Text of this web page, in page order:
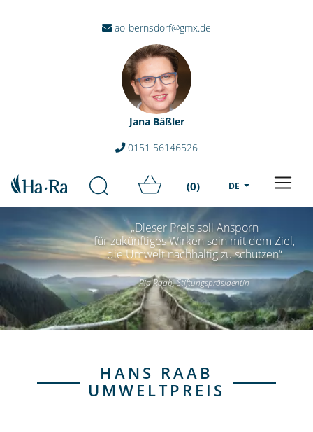
ao-bernsdorf@gmx.de
Jana Bäßler
0151 56146526
(0) DE
„Dieser Preis soll Ansporn
für zukünftiges Wirken sein mit dem Ziel,
die Umwelt nachhaltig zu schützen“
Pia Raab, Stiftungspräsidentin
HANS RAAB
UMWELTPREIS